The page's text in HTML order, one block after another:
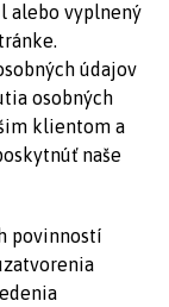
alebo vyplnený
údajov
osobných
klientom a
naše
povinností